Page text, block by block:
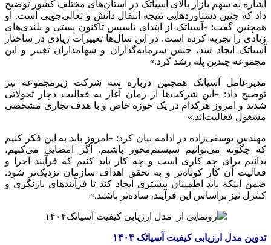
اشاره به سهم بازار بالای آسیاتک در استان‌های مختلف کشور توضیح
داد که چنین دستاوردهایی نتیجه انتقال دانش و تعالی‌جویی است. او
همچنین گفت: «آسیاتک از ابتدای تاسیس تاکنون پستی و بلندی‌های
زیادی را تجربه کرده است. در این سال‌ها تغییرات زیادی در ساختار
آسیاتک ایجاد شد، جنس سرمایه‌گذاران و سهامداران تغییر و این
مجموعه چندین پله رشد کرد.»
مدیرعامل آسیاتک همچنین درباره سه شرکت زیرمجموعه نیز
توضیح داد: «این شرکت‌ها از زمان آغاز به فعالیت دچار تحولاتی
شدند و امروز هرکدام در یک حوزه خاص و با هدف تجاری مشخصی
مشغول فعالیت‌اند.»
مهندس یوسفی‌زاده در ادامه بیان کرد: «امروز باید به این فکر کنیم
که چگونه می‌توانیم سیستم‌محور باشیم. اگر امضایی می‌کنیم،
بدانیم برای چه کاری است و چه کار باید کنیم که فرآیند اجرا و
فعالیت آن کار کوتاه‌تر و به تحقق اهداف سازمان نزدیک‌تر شود.
ضمن اینکه باید اطمینان بیشتری ایجاد کند تا فرآیندهای بازنگری و
کنترل نیز براساس این فرآیند، ساده‌تر باشند.»
تدوین مدل ارزیابی کیفیت آسیاتک ۱۴۰۴